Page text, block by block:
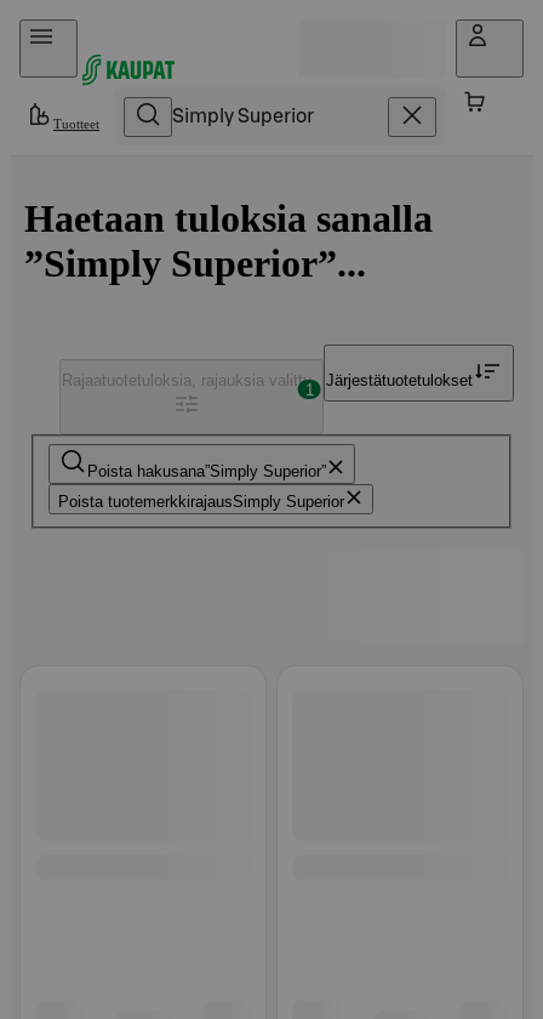
Hyppää sisältöön
Tuotteet
Haetaan tuloksia sanalla
”Simply Superior”...
Poista hakusana Simply Superior
Poista tuotemerkkirajausSimply Superior
Rajaatuotetuloksia, rajauksia valittu
1
Järjestätuotetulokset